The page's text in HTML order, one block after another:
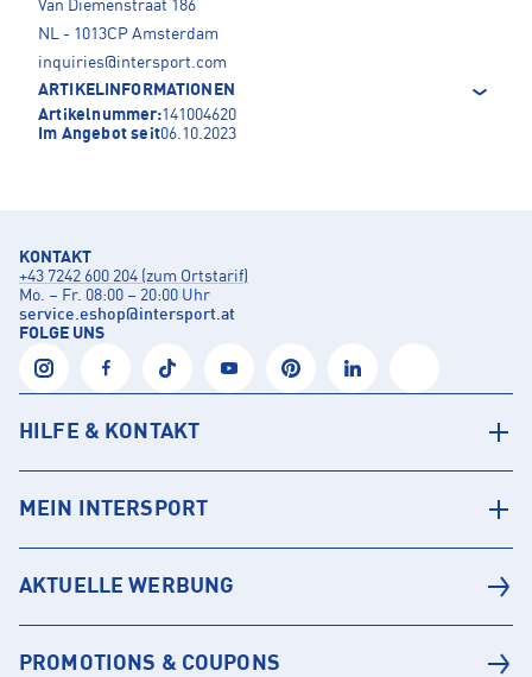
Van Diemenstraat 186
NL - 1013CP Amsterdam
inquiries@intersport.com
ARTIKELINFORMATIONEN
Artikelnummer:141004620
Im Angebot seit06.10.2023
KONTAKT
+43 7242 600 204 (zum Ortstarif)
Mo. – Fr. 08:00 – 20:00 Uhr
service.eshop@intersport.at
FOLGE UNS
HILFE & KONTAKT
MEIN INTERSPORT
AKTUELLE WERBUNG
PROMOTIONS & COUPONS